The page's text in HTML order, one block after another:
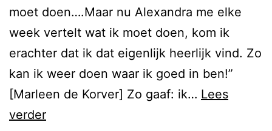
moet doen….Maar nu Alexandra me elke
week vertelt wat ik moet doen, kom ik
erachter dat ik dat eigenlijk heerlijk vind. Zo
kan ik weer doen waar ik goed in ben!”
[Marleen de Korver] Zo gaaf: ik… Lees
verder